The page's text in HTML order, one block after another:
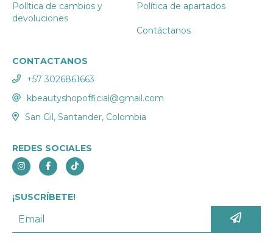
Política de cambios y
devoluciones
Política de apartados
Contáctanos
CONTACTANOS
+57 3026861663
kbeautyshopofficial@gmail.com
San Gil, Santander, Colombia
REDES SOCIALES
¡SUSCRÍBETE!